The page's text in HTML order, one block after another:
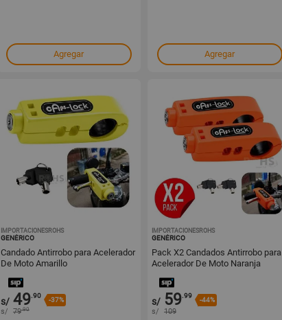
Agregar Agregar
IMPORTACIONESROHS
GENÉRICO
Candado Antirrobo para Acelerador
De Moto Amarillo
s/ 49.90
-37%
s/ 79.90
IMPORTACIONESROHS
GENÉRICO
Pack X2 Candados Antirrobo para
Acelerador De Moto Naranja
s/ 59.99
-44%
s/ 109